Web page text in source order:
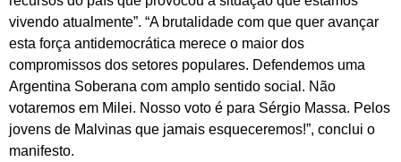
vivendo atualmente”. “A brutalidade com que quer avançar
esta força antidemocrática merece o maior dos
compromissos dos setores populares. Defendemos uma
Argentina Soberana com amplo sentido social. Não
votaremos em Milei. Nosso voto é para Sérgio Massa. Pelos
jovens de Malvinas que jamais esqueceremos!”, conclui o
manifesto.